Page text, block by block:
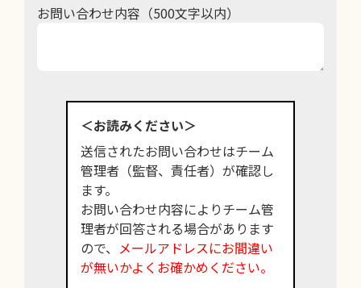
お問い合わせ内容（500文字以内）
＜お読みください＞
送信されたお問い合わせはチーム
管理者（監督、責任者）が確認し
ます。
お問い合わせ内容によりチーム管
理者が回答される場合があります
ので、 メールアドレスにお間違い
が無いかよくお確かめください。